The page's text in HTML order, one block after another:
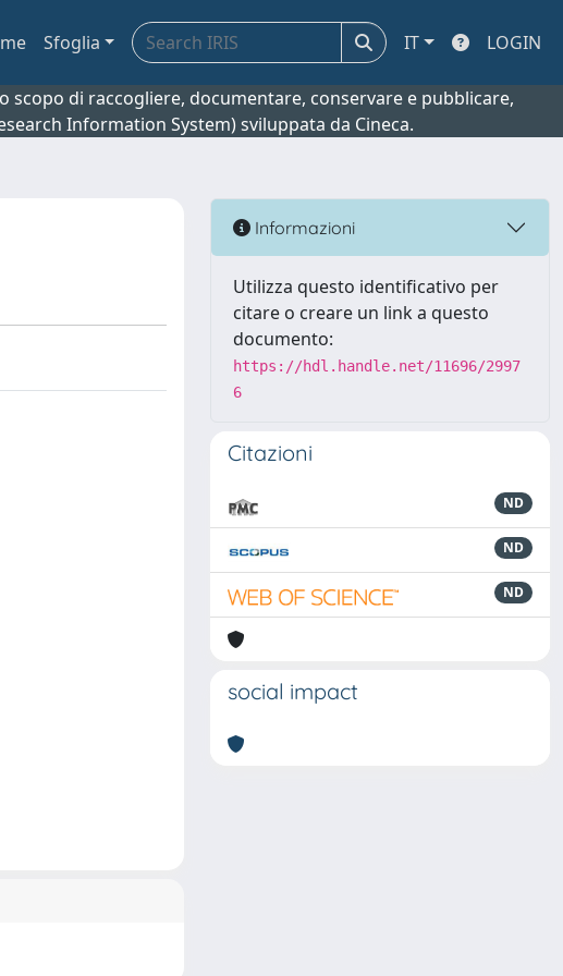
Sfoglia IT LOGIN
scopo di raccogliere, documentare, conservare e pubblicare,
Information System) sviluppata da Cineca.
Informazioni
Utilizza questo identificativo per
citare o creare un link a questo
documento:
https://hdl.handle.net/11696/2997
6
Citazioni
ND
ND
ND
social impact